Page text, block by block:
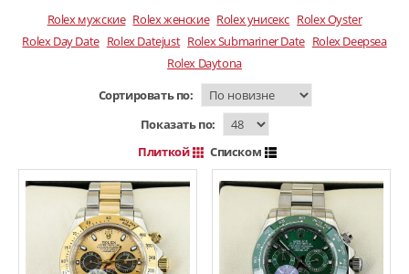
Rolex мужские Rolex женские Rolex унисекс Rolex Oyster
Rolex Day Date Rolex Datejust Rolex Submariner Date Rolex Deepsea
Rolex Daytona
Сортировать по:
Показать по:
Плиткой
Списком